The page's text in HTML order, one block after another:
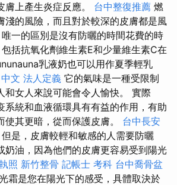
膚上產生炎症反應。 台中整復推薦 燃
淺的風險，而且對於較深的皮膚都是風
唯一的區別是沒有防曬的時間花費的時
包括抗氧化劑維生素E和少量維生素C在
乳液奶也可以用作夏季輕乳
文 法人定義 它的氣味是一種受限制
和女人來說可能會令人愉快。 實際
系統和血液循環具有有益的作用，有助
使其更暗，從而保護皮膚。 台中長安
但是，皮膚較輕和敏感的人需要防曬
奶油，因為他們的皮膚更容易受到陽光
照 新竹整骨 記帳士 考科 台中喬骨盆
霜是您在陽光下的感受，具體取決於